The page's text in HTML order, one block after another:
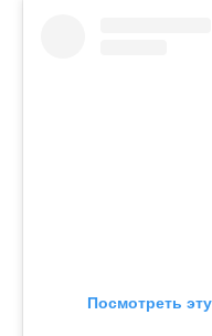
Посмотреть